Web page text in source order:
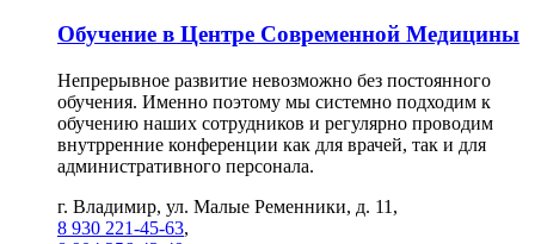
Обучение в Центре Современной Медицины
Непрерывное развитие невозможно без постоянного
обучения. Именно поэтому мы системно подходим к
обучению наших сотрудников и регулярно проводим
внутрренние конференции как для врачей, так и для
административного персонала.
г. Владимир, ул. Малые Ременники, д. 11,
8 930 221-45-63,